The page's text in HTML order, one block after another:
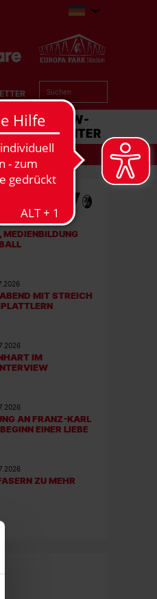
MATCHCENTER
06.08.2026
MEDIENBILDUNG
MIT STREICH
IM
AN FRANZ-KARL
EINER LIEBE
ZU MEHR